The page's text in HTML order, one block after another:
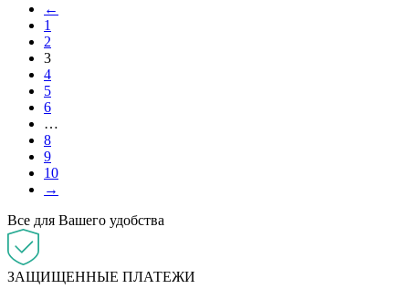
←
1
2
3
4
5
6
…
8
9
10
→
Все для Вашего удобства
ЗАЩИЩЕННЫЕ ПЛАТЕЖИ